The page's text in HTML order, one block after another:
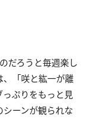
だろうと毎週楽し
、「咲と紘一が離
ぷりをもっと見
ーンが観られな